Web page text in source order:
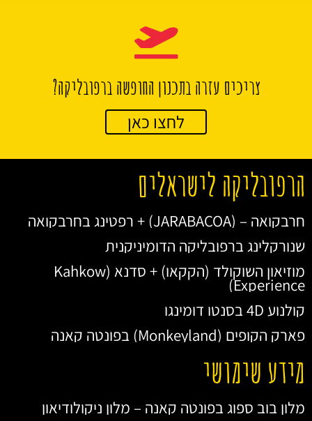
צריכים עזרה בתכנון החופשה ברפובליקה?
לחצו כאן
הרפובליקה לישראלים
חרבקואה – (JARABACOA) + רפטינג בחרבקואה
שנורקלינג ברפובליקה הדומיניקנית
מוזיאון השוקולד (הקקאו) + סדנא (Kahkow
Experience)
קולנוע 4D בסנטו דומינגו
פארק הקופים (Monkeyland) בפונטה קאנה
מידע שימושי
מלון בוב ספוג בפונטה קאנה – מלון ניקולודיאון